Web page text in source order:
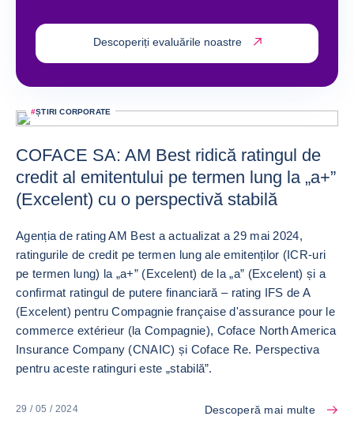
Descoperiți evaluările noastre
#ȘTIRI CORPORATE
COFACE SA: AM Best ridică ratingul de
credit al emitentului pe termen lung la „a+”
(Excelent) cu o perspectivă stabilă
Agenția de rating AM Best a actualizat a 29 mai 2024,
ratingurile de credit pe termen lung ale emitenților (ICR-uri
pe termen lung) la „a+” (Excelent) de la „a” (Excelent) și a
confirmat ratingul de putere financiară – rating IFS de A
(Excelent) pentru Compagnie française d'assurance pour le
commerce extérieur (la Compagnie), Coface North America
Insurance Company (CNAIC) și Coface Re. Perspectiva
pentru aceste ratinguri este „stabilă”.
29 / 05 / 2024 Descoperă mai multe